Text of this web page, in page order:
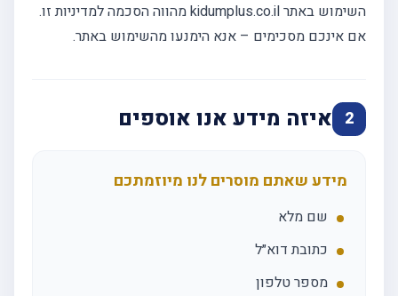
השימוש באתר kidumplus.co.il מהווה הסכמה למדיניות זו.
אם אינכם מסכימים – אנא הימנעו מהשימוש באתר.
2 איזה מידע אנו אוספים
מידע שאתם מוסרים לנו מיוזמתכם
שם מלא
כתובת דוא״ל
מספר טלפון